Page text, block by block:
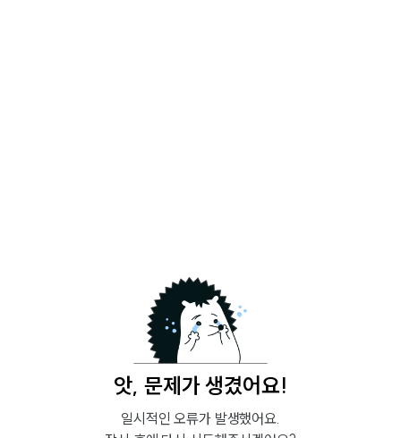
앗, 문제가 생겼어요!
일시적인 오류가 발생했어요.